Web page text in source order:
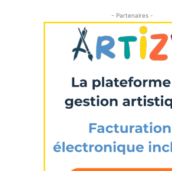
- Partenaires -